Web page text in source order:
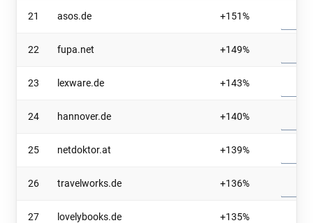
21 asos.de +151%
22 fupa.net +149%
23 lexware.de +143%
24 hannover.de +140%
25 netdoktor.at +139%
26 travelworks.de +136%
27 lovelybooks.de +135%